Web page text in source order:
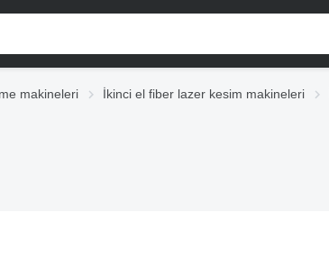
makineleri İkinci el fiber lazer kesim makineleri